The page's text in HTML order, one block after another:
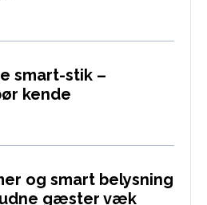
smart-stik –
kende
og smart belysning
gæster væk